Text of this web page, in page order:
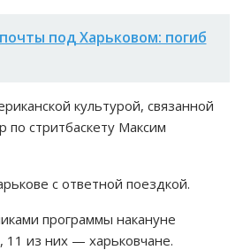
под Харьковом: погиб
культурой, связанной
по стритбаскету Максим
с ответной поездкой.
программы накануне
11 из них — харьковчане.